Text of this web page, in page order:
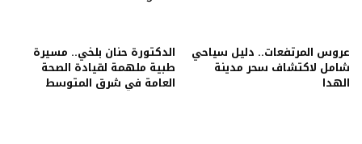
عروس المرتفعات.. دليل سياحي
شامل لاكتشاف سحر مدينة
الهدا
الدكتورة حنان بلخي.. مسيرة
طبية ملهمة لقيادة الصحة
العامة في شرق المتوسط